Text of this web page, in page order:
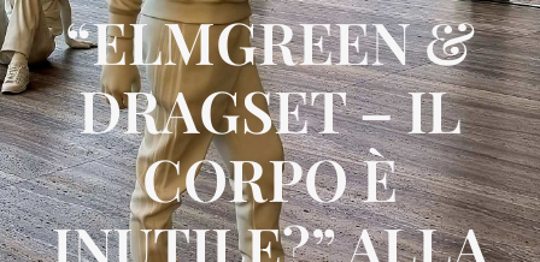
“ELMGREEN &
DRAGSET – IL
CORPO È
INUTILE?” ALLA